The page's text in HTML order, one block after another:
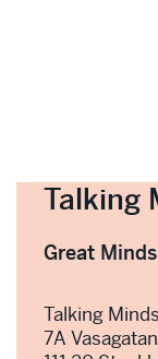
Talking
Great
Talking
7A